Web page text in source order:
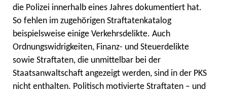
die Polizei innerhalb eines Jahres dokumentiert hat.
So fehlen im zugehörigen Straftatenkatalog
beispielsweise einige Verkehrsdelikte. Auch
Ordnungswidrigkeiten, Finanz- und Steuerdelikte
sowie Straftaten, die unmittelbar bei der
Staatsanwaltschaft angezeigt werden, sind in der PKS
nicht enthalten. Politisch motivierte Straftaten – und